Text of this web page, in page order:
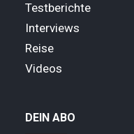
Testberichte
Interviews
Reise
Videos
DEIN ABO